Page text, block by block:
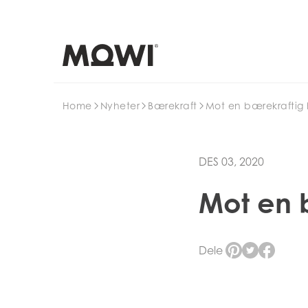
Home Nyheter Bærekraft Mot en bærekraftig
DES 03, 2020
Mot en
Dele